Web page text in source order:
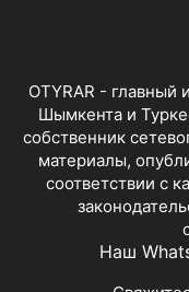
OTYRAR - главный
Шымкента и
собственник
материалы,
соответствии с
Наш